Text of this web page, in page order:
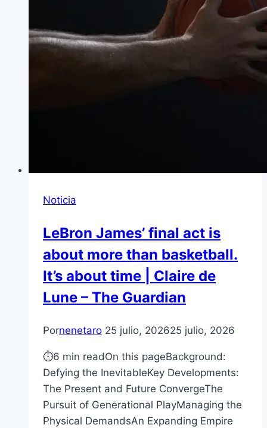
Noticia
LeBron James’ final act is
about more than basketball.
It’s about time | Claire de
Lune – The Guardian
Pornenetaro 25 julio, 202625 julio, 2026
⏱6 min readOn this pageBackground:
Defying the InevitableKey Developments:
The Present and Future ConvergeThe
Pursuit of Generational PlayManaging the
Physical DemandsAn Expanding Empire